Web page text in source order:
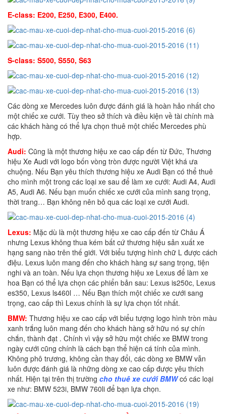
E-class: E200, E250, E300, E400.
S-class: S500, S550, S63
Các dòng xe Mercedes luôn được đánh giá là hoàn hảo nhất cho
một chiếc xe cưới. Tùy theo sở thích và điều kiện về tài chính mà
các khách hàng có thể lựa chọn thuê một chiếc Mercedes phù
hợp.
Audi: Cũng là một thương hiệu xe cao cấp đến từ Đức, Thương
hiệu Xe Audi với logo bốn vòng tròn được người Việt khá ưa
chuộng. Nếu Bạn yêu thích thương hiệu xe Audi Bạn có thể thuê
cho mình một trong các loại xe sau để làm xe cưới: Audi A4, Audi
A5, Audi A6. Nếu bạn muốn chiếc xe cưới của mình sang trọng,
thời trang… Bạn không nên bỏ qua các loại xe cưới Audi.
Lexus: Mặc dù là một thương hiệu xe cao cấp đến từ Châu Á
nhưng Lexus không thua kém bất cứ thương hiệu sản xuất xe
hạng sang nào trên thế giới. Với biểu tượng hình chữ L được cách
điệu. Lexus luôn mang đến cho khách hàng sự sang trọng, tiện
nghi và an toàn. Nếu lựa chọn thương hiệu xe Lexus để làm xe
hoa Bạn có thể lựa chọn các phiển bản sau: Lexus is250c, Lexus
es350, Lexus ls460l … Nếu Bạn thích một chiếc xe cưới sang
trọng, cao cấp thì Lexus chính là sự lựa chọn tốt nhất.
BMW: Thương hiệu xe cao cấp với biểu tượng logo hình tròn màu
xanh trắng luôn mang đến cho khách hàng sở hữu nó sự chín
chắn, thành đạt . Chính vì vậy sở hữu một chiếc xe BMW trong
ngày cưới cũng chính là cách bạn thể hiện cá tính của mình.
Không phô trương, không cần thay đổi, các dòng xe BMW vẫn
luôn được đánh giá là những dòng xe cao cấp được yêu thích
nhất. Hiện tại trên thị trường cho thuê xe cưới BMWcó các loại
xe như: BMW 523i, BMW 760li để bạn lựa chọn.